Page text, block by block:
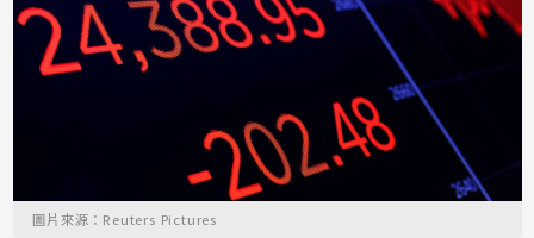
圖片來源：Reuters Pictures